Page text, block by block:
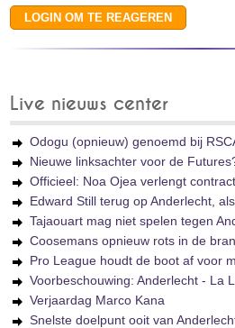
Live nieuws center
Odogu (opnieuw) genoemd bij
Nieuwe linksachter voor de
Officieel: Noa Ojea verlengt contract
Edward Still terug op Anderlecht,
Tajaouart mag niet spelen tegen
Coosemans opnieuw rots in de
Pro League houdt de boot af voor
Voorbeschouwing: Anderlecht - La
Verjaardag Marco Kana
Snelste doelpunt ooit van